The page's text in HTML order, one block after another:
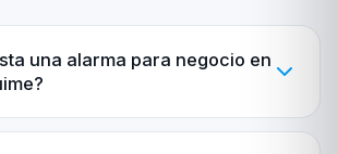
una alarma para negocio en